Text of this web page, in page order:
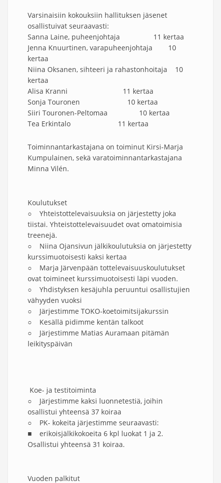
Varsinaisiin kokouksiin hallituksen jäsenet
osallistuivat seuraavasti:
Sanna Laine, puheenjohtaja 11 kertaa
Jenna Knuurtinen, varapuheenjohtaja 10
kertaa
Niina Oksanen, sihteeri ja rahastonhoitaja 10
kertaa
Alisa Kranni 11 kertaa
Sonja Touronen 10 kertaa
Siiri Touronen-Peltomaa 10 kertaa
Tea Erkintalo 11 kertaa
Toiminnantarkastajana on toiminut Kirsi-Marja
Kumpulainen, sekä varatoiminnantarkastajana
Minna Vilén.
Koulutukset
○ Yhteistottelevaisuuksia on järjestetty joka
tiistai. Yhteistottelevaisuudet ovat omatoimisia
treenejä.
○ Niina Ojansivun jälkikoulutuksia on järjestetty
kurssimuotoisesti kaksi kertaa
○ Marja Järvenpään tottelevaisuuskoulutukset
ovat toimineet kurssimuotoisesti läpi vuoden.
○ Yhdistyksen kesäjuhla peruuntui osallistujien
vähyyden vuoksi
○ Järjestimme TOKO-koetoimitsijakurssin
○ Kesällä pidimme kentän talkoot
○ Järjestimme Matias Auramaan pitämän
leikityspäivän
Koe- ja testitoiminta
○ Järjestimme kaksi luonnetestiä, joihin
osallistui yhteensä 37 koiraa
○ PK- kokeita järjestimme seuraavasti:
■ erikoisjälkikokoeita 6 kpl luokat 1 ja 2.
Osallistui yhteensä 31 koiraa.
Vuoden palkitut